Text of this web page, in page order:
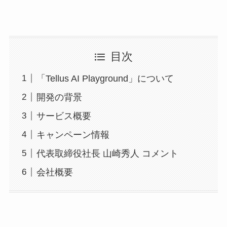
目次
「Tellus AI Playground」について
開発の背景
サービス概要
キャンペーン情報
代表取締役社長 山崎秀人 コメント
会社概要